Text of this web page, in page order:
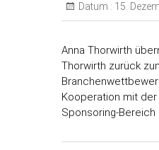
Datum : 15.
Anna Thorwirth
Thorwirth zurück
Kooperation mit der
Sponsoring-